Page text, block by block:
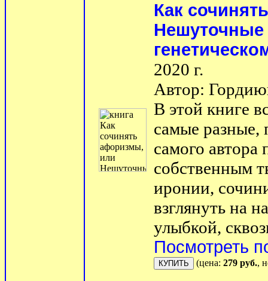
Как
Нешуточные
2020 г.
Автор:
В этой книге
самые разные,
самого
собственным
иронии,
взглянуть на
улыбкой,
Посмотреть
(цена: 279 руб.,